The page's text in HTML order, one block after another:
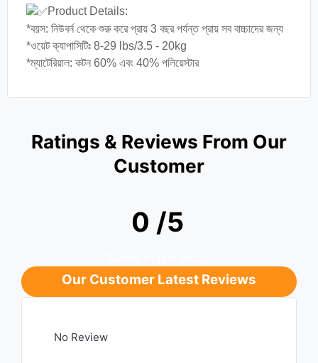
Product Details:
*বয়স: নিউবর্ন থেকে শুরু করে প্রায় 3 বছর পর্যন্ত প্রায় সব বাচ্চাদের জন্য
*ওয়েট ক্যাপাসিটিঃ 8-29 lbs/3.5 - 20kg
*ম্যাটেরিয়াল: কটন 60% এবং 40% পলিয়েস্টার
Ratings & Reviews From Our
Customer
0 /5
Our Customer Latest Reviews
No Review